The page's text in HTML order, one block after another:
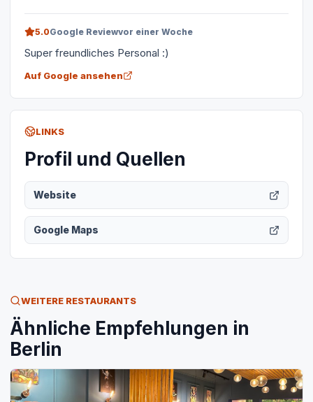
5.0Google Reviewvor einer Woche
Super freundliches Personal :)
Auf Google ansehen
LINKS
Profil und Quellen
Website
Google Maps
WEITERE RESTAURANTS
Ähnliche Empfehlungen in
Berlin